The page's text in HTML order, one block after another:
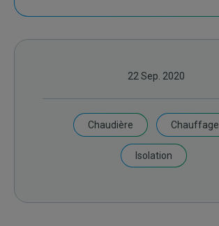
22 Sep. 2020
Chaudière Chauffage
Isolation